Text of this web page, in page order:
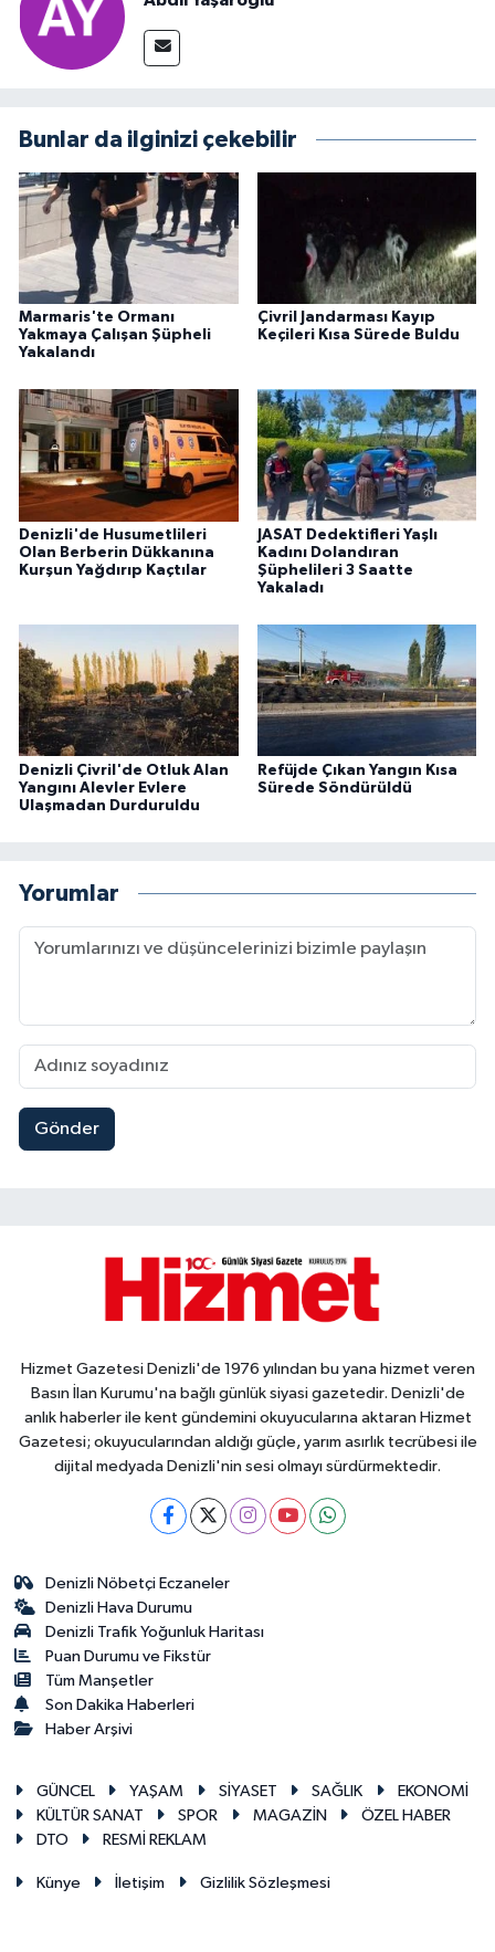
Bunlar da ilginizi çekebilir
Marmaris'te Ormanı
Yakmaya Çalışan Şüpheli
Yakalandı
Çivril Jandarması Kayıp
Keçileri Kısa Sürede Buldu
Denizli'de Husumetlileri
Olan Berberin Dükkanına
Kurşun Yağdırıp Kaçtılar
JASAT Dedektifleri Yaşlı
Kadını Dolandıran
Şüphelileri 3 Saatte
Yakaladı
Denizli Çivril'de Otluk Alan
Yangını Alevler Evlere
Ulaşmadan Durduruldu
Refüjde Çıkan Yangın Kısa
Sürede Söndürüldü
Yorumlar
Gönder
Hizmet Gazetesi Denizli'de 1976 yılından bu yana hizmet veren
Basın İlan Kurumu'na bağlı günlük siyasi gazetedir. Denizli'de
anlık haberler ile kent gündemini okuyucularına aktaran Hizmet
Gazetesi; okuyucularından aldığı güçle, yarım asırlık tecrübesi ile
dijital medyada Denizli'nin sesi olmayı sürdürmektedir.
Denizli Nöbetçi Eczaneler
Denizli Hava Durumu
Denizli Trafik Yoğunluk Haritası
Puan Durumu ve Fikstür
Tüm Manşetler
Son Dakika Haberleri
Haber Arşivi
GÜNCEL YAŞAM SİYASET SAĞLIK
EKONOMİ
KÜLTÜR SANAT
SPOR MAGAZİN
ÖZEL HABER
DTO
RESMİ REKLAM
Künye İletişim Gizlilik Sözleşmesi